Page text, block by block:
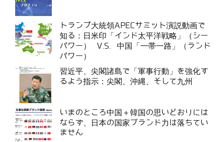
トランプ大統領APECサミット演説動画で
知る：日米印「インド太平洋戦略」（シー
パワー） V.S. 中国「一帯一路」（ランド
パワー）
習近平、尖閣諸島で「軍事行動」を強化す
るよう指示：尖閣、沖縄、そして九州
いまのところ中国＋韓国の思いどおりには
ならず、日本の国家ブランド力は落ちてい
ません